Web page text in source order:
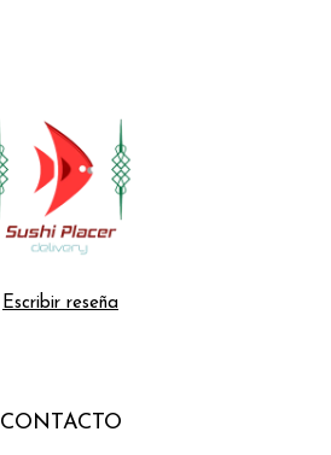
Escribir reseña
CONTACTO